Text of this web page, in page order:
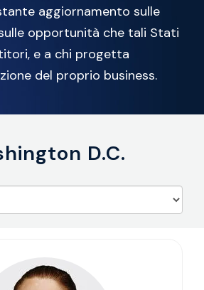
aggiornamento sulle
opportunità che tali Stati
e a chi progetta
del proprio business.
D.C.